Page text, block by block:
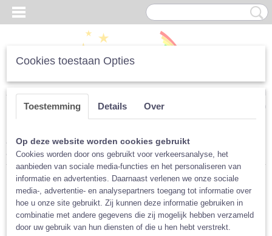
Inloggen Registreren
(0)
Home >Luiers>Pockets / All-in-One>Bamboolik
Pocket Duo, verschillende prints
Cookies toestaan Opties
Toestemming Details Over
Op deze website worden cookies gebruikt
Cookies worden door ons gebruikt voor verkeersanalyse, het
aanbieden van sociale media-functies en het personaliseren van
informatie en advertenties. Daarnaast verlenen we onze sociale
media-, advertentie- en analysepartners toegang tot informatie over
hoe u onze site gebruikt. Zij kunnen deze informatie gebruiken in
combinatie met andere gegevens die zij mogelijk hebben verzameld
door uw gebruik van hun diensten of die u hen hebt verstrekt.